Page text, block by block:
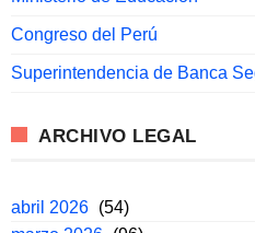
Congreso del Perú
Superintendencia de Banca
ARCHIVO LEGAL
abril 2026 (54)